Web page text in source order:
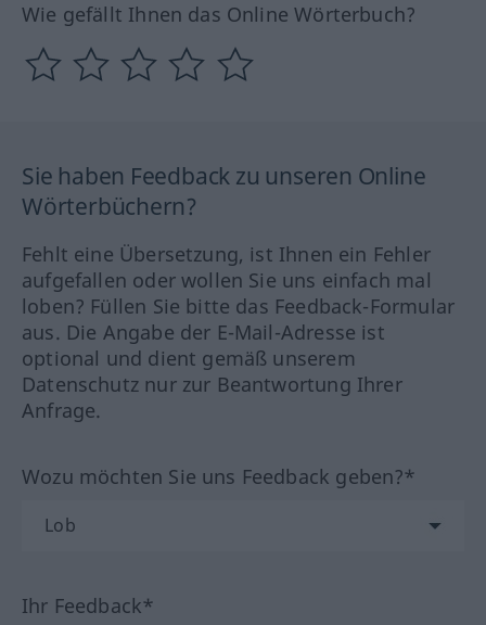
Wie gefällt Ihnen das Online Wörterbuch?
Sie haben Feedback zu unseren Online
Wörterbüchern?
Fehlt eine Übersetzung, ist Ihnen ein Fehler
aufgefallen oder wollen Sie uns einfach mal
loben? Füllen Sie bitte das Feedback-Formular
aus. Die Angabe der E-Mail-Adresse ist
optional und dient gemäß unserem
Datenschutz nur zur Beantwortung Ihrer
Anfrage.
Wozu möchten Sie uns Feedback geben?*
Ihr Feedback*